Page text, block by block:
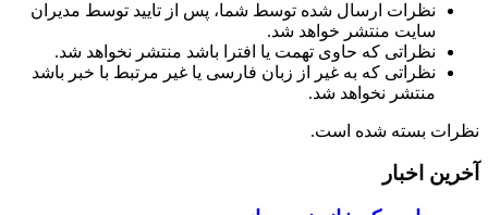
نظرات ارسال شده توسط شما، پس از تایید توسط مدیران
سایت منتشر خواهد شد.
نظراتی که حاوی تهمت یا افترا باشد منتشر نخواهد شد.
نظراتی که به غیر از زبان فارسی یا غیر مرتبط با خبر باشد
منتشر نخواهد شد.
نظرات بسته شده است.
آخرین اخبار